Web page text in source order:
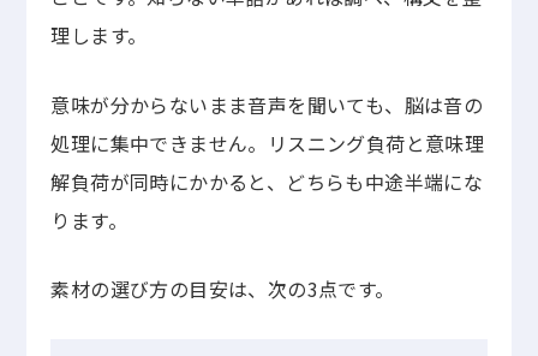
理します。
意味が分からないまま音声を聞いても、脳は音の
処理に集中できません。リスニング負荷と意味理
解負荷が同時にかかると、どちらも中途半端にな
ります。
素材の選び方の目安は、次の3点です。